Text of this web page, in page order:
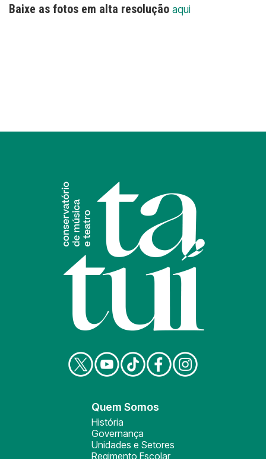
Baixe as fotos em alta resolução aqui
Quem Somos
História
Governança
Unidades e Setores
Regimento Escolar